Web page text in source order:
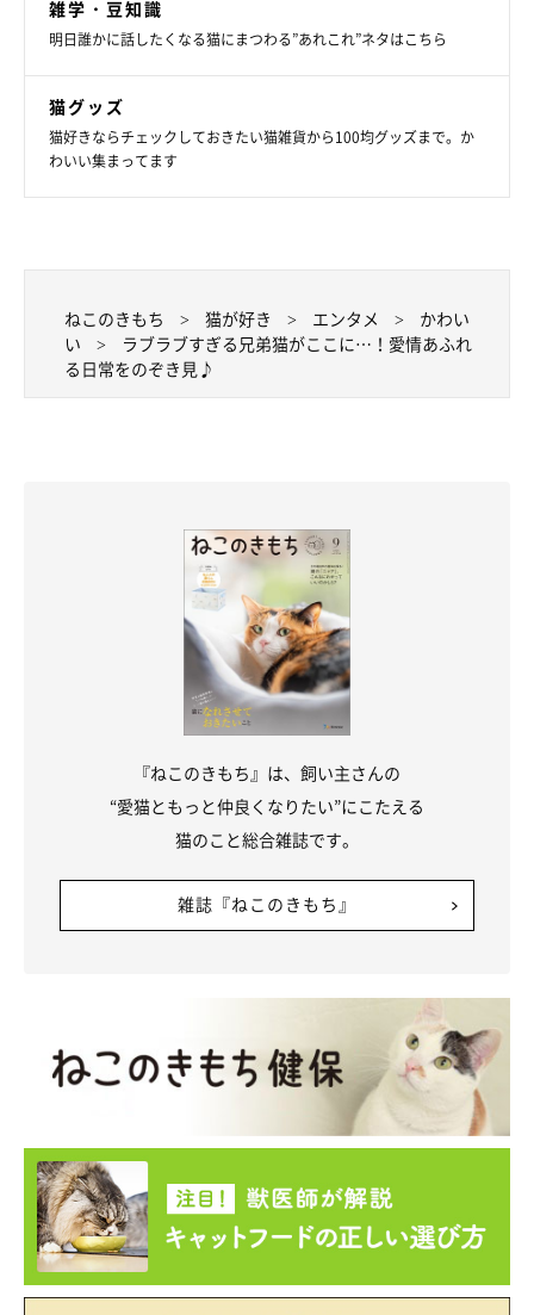
くっついてスヤスヤ
虎之助くんのうっとり顔は、見ているだけでとっても幸せな気持
ちになってしまいます♪
お兄ちゃんのおしりに顔をくっつけて眠る熊之助くんもかわいい
座るときだって……ピタッ♡
雑学・豆知識
明日誰かに話したくなる猫にまつわる”あれこれ”ネタはこちら
猫グッズ
猫好きならチェックしておきたい猫雑貨から100均グッズまで。か
わいい集まってます
ねこのきもち 猫が好き エンタメ
かわい
い
ラブラブすぎる兄弟猫がここに…！愛情あふれ
る日常をのぞき見♪
『ねこのきもち』は、飼い主さんの
“愛猫ともっと仲良くなりたい”にこたえる
猫のこと総合雑誌です。
雑誌『ねこのきもち』